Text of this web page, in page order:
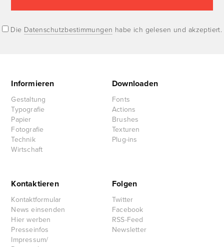
Die Datenschutzbestimmungen habe ich gelesen und akzeptiert.
Informieren
Gestaltung
Typografie
Papier
Fotografie
Technik
Wirtschaft
Downloaden
Fonts
Actions
Brushes
Texturen
Plug-ins
Kontaktieren
Kontaktformular
News einsenden
Hier werben
Presseinfos
Impressum/
Folgen
Twitter
Facebook
RSS-Feed
Newsletter